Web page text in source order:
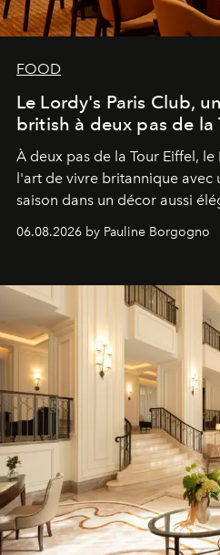
FOOD
Le Lordy's Paris Club,
british à deux pas de la
À deux pas de la Tour Eiffel,
l'art de vivre britannique avec
saison dans un décor aussi
06.08.2026 by Pauline Borgogno